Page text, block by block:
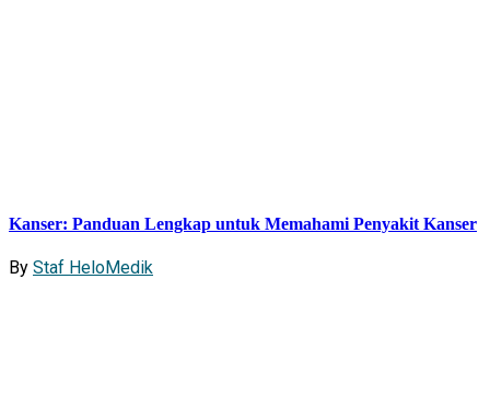
Kanser: Panduan Lengkap untuk Memahami Penyakit Kanser
By Staf HeloMedik